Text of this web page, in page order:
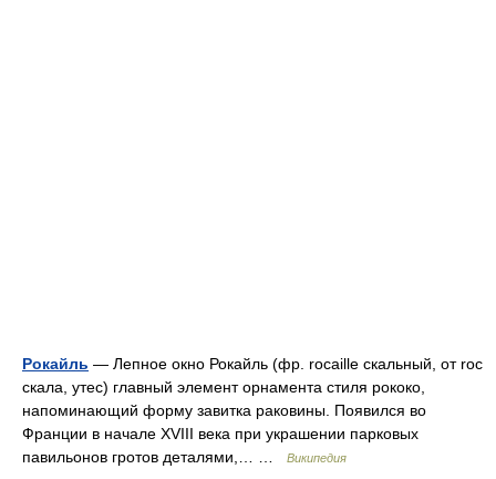
Рокайль — Лепное окно Рокайль (фр. rocaille скальный, от roc
скала, утес) главный элемент орнамента стиля рококо,
напоминающий форму завитка раковины. Появился во
Франции в начале XVIII века при украшении парковых
павильонов гротов деталями,… …
Википедия